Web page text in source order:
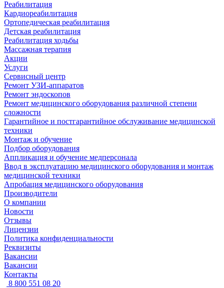
Реабилитация
Кардиореабилитация
Ортопедическая реабилитация
Детская реабилитация
Реабилитация ходьбы
Массажная терапия
Акции
Услуги
Сервисный центр
Ремонт УЗИ-аппаратов
Ремонт эндоскопов
Ремонт медицинского оборудования различной степени
сложности
Гарантийное и постгарантийное обслуживание медицинской
техники
Монтаж и обучение
Подбор оборудования
Аппликация и обучение медперсонала
Ввод в эксплуатацию медицинского оборудования и монтаж
медицинской техники
Апробация медицинского оборудования
Производители
О компании
Новости
Отзывы
Лицензии
Политика конфиденциальности
Реквизиты
Вакансии
Вакансии
Контакты
8 800 551 08 20